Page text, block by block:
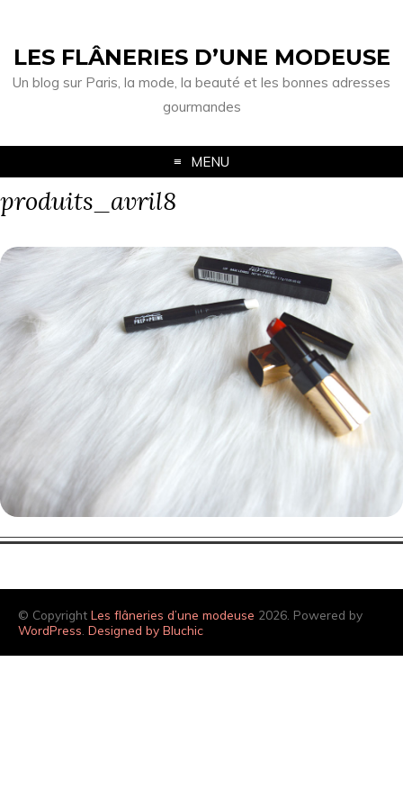
LES FLÂNERIES D’UNE MODEUSE
Un blog sur Paris, la mode, la beauté et les bonnes adresses
gourmandes
MENU
produits_avril8
© Copyright Les flâneries d’une modeuse 2026. Powered by
WordPress Designed by Bluchic